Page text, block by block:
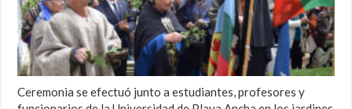
Ceremonia se efectuó junto a estudiantes, profesores y